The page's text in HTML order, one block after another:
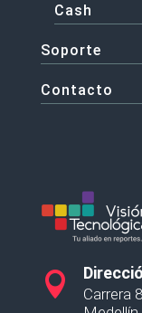
Cash
Soporte
Contacto

Carrera